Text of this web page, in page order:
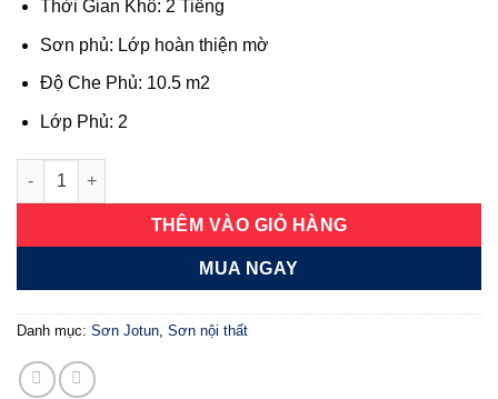
Thời Gian Khô: 2 Tiếng
Sơn phủ: Lớp hoàn thiện mờ
Độ Che Phủ: 10.5 m2
Lớp Phủ: 2
Majestic đẹp hoàn hảo mờ số lượng
THÊM VÀO GIỎ HÀNG
MUA NGAY
Danh mục: Sơn Jotun Sơn nội thất